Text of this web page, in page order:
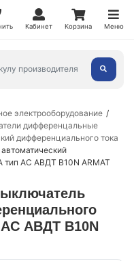
Кабинет Корзина Меню
электрооборудование
дифференцальные
дифференциального тока
AC АВДТ B10N ARMAT
АВДТ B10N